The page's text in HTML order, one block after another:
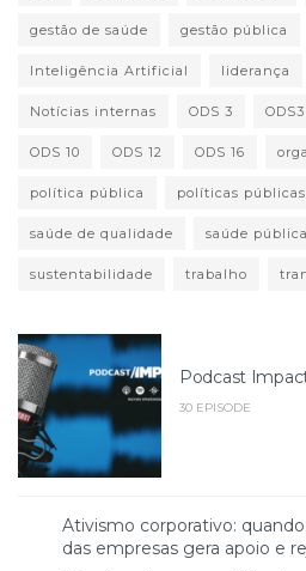
gestão de saúde gestão pública
Inteligência Artificial liderança
Notícias internas ODS 3 ODS3
ODS 10 ODS 12 ODS 16
política pública políticas públicas
saúde de qualidade saúde pública
sustentabilidade trabalho
Podcast
30 EPISODE
Ativismo corporativo:
das empresas gera apoio e